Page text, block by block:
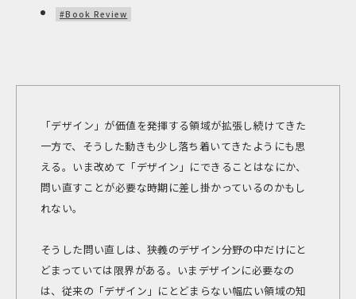
#Book Review
「デザイン」が価値を発揮する領域が拡張し続けてきた
一方で、そうした動きも少し落ち着いてきたようにも思
える。いま改めて「デザイン」にできることはなにか、
問い直すことが必要な時期に差し掛かっているのかもし
れない。
そうした問い直しは、狭義のデザイン分野の中だけにと
どまっていては限界がある。いまデザインに必要なの
は、従来の「デザイン」にとどまらない幅広い領域の知